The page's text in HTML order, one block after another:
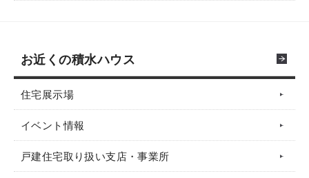
お近くの積水ハウス
住宅展示場
イベント情報
戸建住宅取り扱い支店・事業所